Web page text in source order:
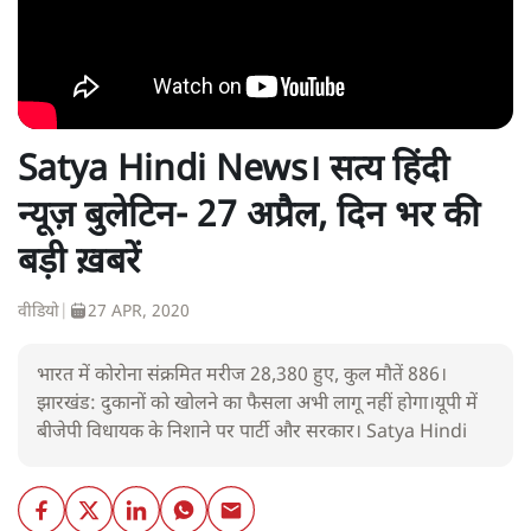
Satya Hindi News। सत्य हिंदी
न्यूज़ बुलेटिन- 27 अप्रैल, दिन भर की
बड़ी ख़बरें
वीडियो 27 APR, 2020
भारत में कोरोना संक्रमित मरीज 28,380 हुए, कुल मौतें 886।
झारखंड: दुकानों को खोलने का फैसला अभी लागू नहीं होगा।यूपी में
बीजेपी विधायक के निशाने पर पार्टी और सरकार। Satya Hindi